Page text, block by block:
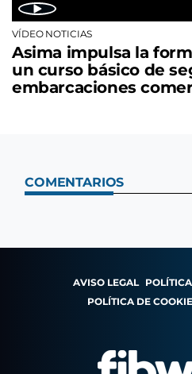
VÍDEO NOTICIAS
Asima impulsa la
un curso básico de
embarcaciones
COMENTARIOS
AVISO LEGAL
POLÍTICA DE